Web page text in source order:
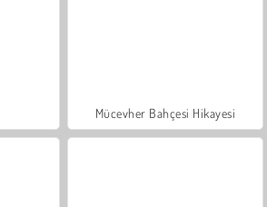
Mücevher Bahçesi Hikayesi